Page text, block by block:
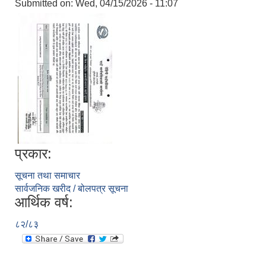
Submitted on: Wed, 04/15/2026 - 11:07
प्रकार:
सूचना तथा समाचार
सार्वजनिक खरीद / बोलपत्र सूचना
आर्थिक वर्ष:
८२/८३